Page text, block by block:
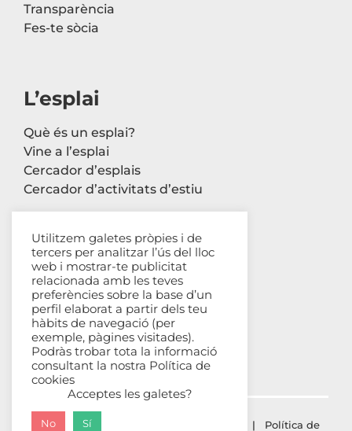
Transparència
Fes-te sòcia
L’esplai
Què és un esplai?
Vine a l’esplai
Cercador d’esplais
Cercador d’activitats d’estiu
Contacte
Carrer Avinyó, 44 2n
08002 Barcelona
93 302 61 03
esplac@esplac.cat
© ESPLAC Copyright | Política de
Utilitzem galetes pròpies i de
tercers per analitzar l’ús del lloc
web i mostrar-te publicitat
relacionada amb les teves
preferències sobre la base d’un
perfil elaborat a partir dels teu
hàbits de navegació (per
exemple, pàgines visitades).
Podràs trobar tota la informació
consultant la nostra Política de
cookies
Acceptes les galetes?
No Sí